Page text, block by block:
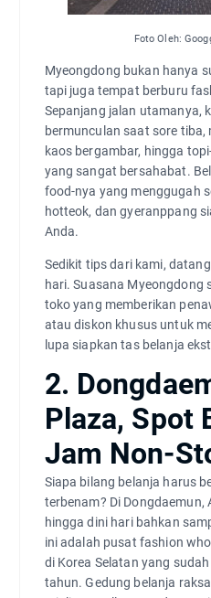
Foto Oleh:
Myeongdong bukan hanya
tapi juga tempat berburu
Sepanjang jalan utamanya,
bermunculan saat sore tiba,
kaos bergambar, hingga
yang sangat bersahabat.
food-nya yang menggugah
hotteok, dan gyeranppang
Anda.
Sedikit tips dari kami,
hari. Suasana Myeongdong
toko yang memberikan
atau diskon khusus untuk
lupa siapkan tas belanja
2.
Plaza, Spot
Jam Non-
Siapa bilang belanja harus
terbenam? Di Dongdaemun,
hingga dini hari bahkan
ini adalah pusat fashion
di Korea Selatan yang
tahun. Gedung belanja